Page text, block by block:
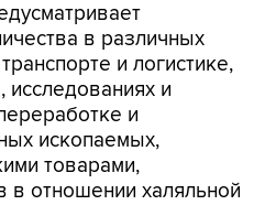
в различных
и логистике,
исследованиях и
и
ископаемых,
товарами,
в отношении халяльной